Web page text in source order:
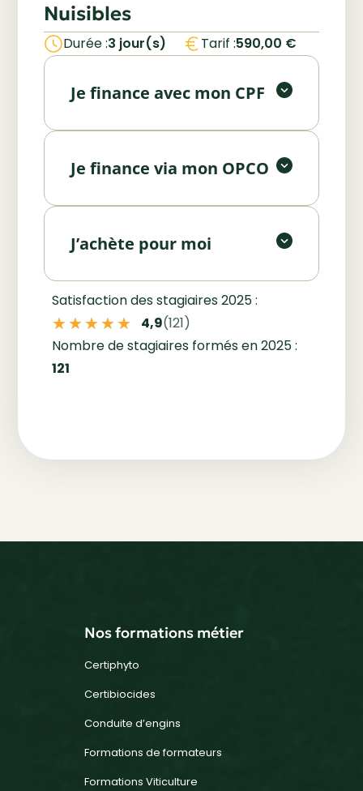
Nuisibles
Durée :3 jour(s) Tarif :590,00 €
Je finance avec mon CPF
Utilisez votre Compte Personnel
de Formation (CPF) pour financer
tout ou partie de votre formation.
Je finance via mon OPCO
Vous êtes salarié ou employeur ?
Bénéficiez d’un financement via
votre OPCO. Nous vous
accompagnons dans les
J’achète pour moi
Vous souhaitez investir
personnellement dans votre
formation ? Contactez-nous pour
un accompagnement
Faire une pré-inscription
Satisfaction des stagiaires 2025 :
★★★★★
★★★★★ 4,9(121)
Nombre de stagiaires formés en 2025 :
121
Nos formations métier
Certiphyto
Certibiocides
Conduite d’engins
Formations de formateurs
Formations Viticulture